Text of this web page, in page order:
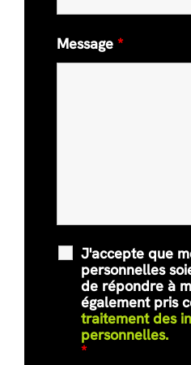
Message *
J'accepte que
personnelles
de répondre à
également pris
traitement des
personnelles.
*